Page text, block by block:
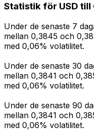
Statistik för USD till
Under de senaste 7
mellan 0,3845 och
med 0,06% volatilitet.
Under de senaste 30
mellan 0,3841 och
med 0,06% volatilitet.
Under de senaste 90
mellan 0,3841 och
med 0,06% volatilitet.